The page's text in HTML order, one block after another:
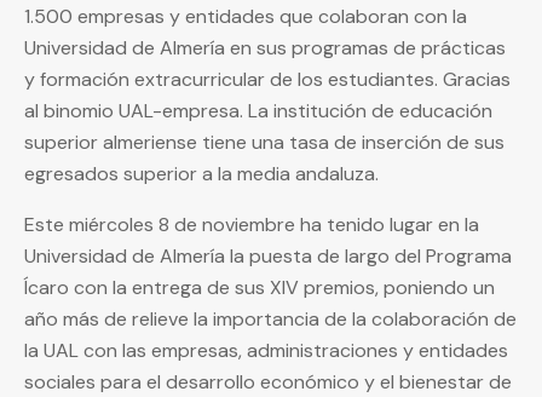
1.500 empresas y entidades que colaboran con la
Universidad de Almería en sus programas de prácticas
y formación extracurricular de los estudiantes. Gracias
al binomio UAL-empresa. La institución de educación
superior almeriense tiene una tasa de inserción de sus
egresados superior a la media andaluza.
Este miércoles 8 de noviembre ha tenido lugar en la
Universidad de Almería la puesta de largo del Programa
Ícaro con la entrega de sus XIV premios, poniendo un
año más de relieve la importancia de la colaboración de
la UAL con las empresas, administraciones y entidades
sociales para el desarrollo económico y el bienestar de